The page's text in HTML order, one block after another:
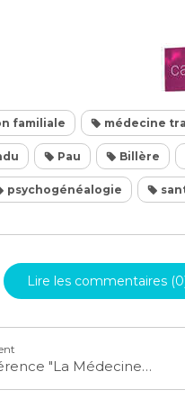
familiale médecine
Pau Billère
psychogénéalogie
Lire les commentaires
Conférence "La Médecine Systémique Chinoise " samedi 30 juin à 10h